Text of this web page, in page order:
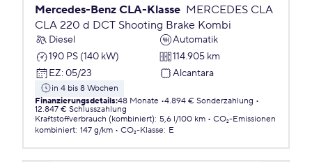
Mercedes-Benz CLA-Klasse MERCEDES CLA
CLA 220 d DCT Shooting Brake Kombi
Diesel
Automatik
190 PS (140 kW)
114.905 km
EZ: 05/23 Alcantara
in 4 bis 8 Wochen
Finanzierungsdetails:48 Monate 4.894 € Sonderzahlung
12.847 € Schlusszahlung
Kraftstoffverbrauch (kombiniert): 5,6 l/100 km
CO₂-Emissionen
kombiniert: 147 g/km CO₂-Klasse: E